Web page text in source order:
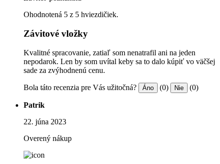
Ohodnotená 5 z 5 hviezdičiek.
Závitové vložky
Kvalitné spracovanie, zatiaľ som nenatrafil ani na jeden
nepodarok. Len by som uvítal keby sa to dalo kúpiť vo väčšej
sade za zvýhodnenú cenu.
Bola táto recenzia pre Vás užitočná? Áno (0) Nie (0)
Patrik
22. júna 2023
Overený nákup